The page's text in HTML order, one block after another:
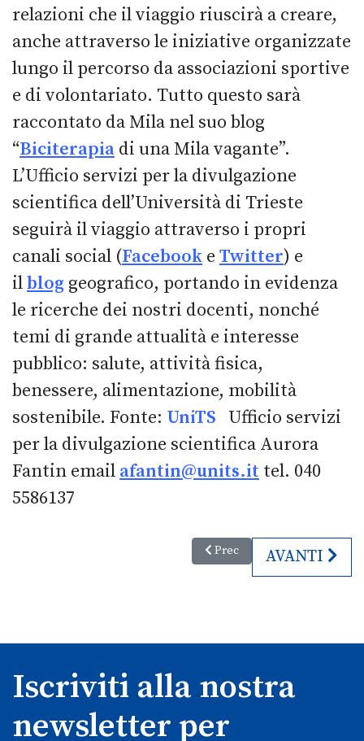
relazioni che il viaggio riuscirà a creare,
anche attraverso le iniziative organizzate
lungo il percorso da associazioni sportive
e di volontariato. Tutto questo sarà
raccontato da Mila nel suo blog
“Biciterapia di una Mila vagante”.
L’Ufficio servizi per la divulgazione
scientifica dell’Università di Trieste
seguirà il viaggio attraverso i propri
canali social (Facebook e Twitter) e
ilblog geografico, portando in evidenza
le ricerche dei nostri docenti, nonché
temi di grande attualità e interesse
pubblico: salute, attività fisica,
benessere, alimentazione, mobilità
sostenibile. Fonte: UniTS Ufficio servizi
per la divulgazione scientifica Aurora
Fantin email afantin@units.it tel. 040
5586137
Articolo precedente: Italia: da
Prec ARTICOLO
AVANTI
Iscriviti alla nostra
newsletter per